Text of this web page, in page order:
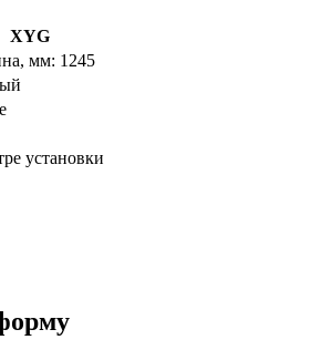
XYG
мм: 1245
установки